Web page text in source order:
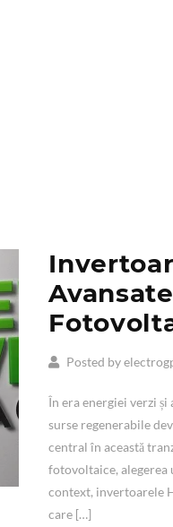
Posted by
În era energiei verzi
surse regenerabile
central în această
fotovoltaice, alegerea
context, invertoarele
care […]